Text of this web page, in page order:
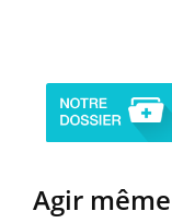
Agir